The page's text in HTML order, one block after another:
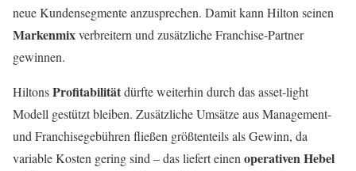
neue Kundensegmente anzusprechen. Damit kann Hilton seinen
Markenmixverbreitern und zusätzliche Franchise-Partner
gewinnen.
HiltonsProfitabilitätdürfte weiterhin durch das asset-light
Modell gestützt bleiben. Zusätzliche Umsätze aus Management-
und Franchisegebühren fließen größtenteils als Gewinn, da
variable Kosten gering sind – das liefert einen operativen Hebel